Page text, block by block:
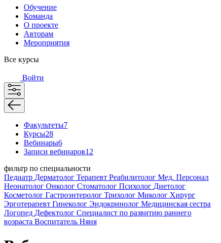
Обучение
Команда
О проекте
Авторам
Мероприятия
Все курсы
Войти
Факультеты7
Курсы28
Вебинары6
Записи вебинаров12
фильтр по специальности
Педиатр Дерматолог Терапевт Реабилитолог Мед. Персонал
Неонатолог Онколог Стоматолог Психолог Диетолог
Косметолог Гастроэнтеролог Трихолог Миколог Хирург
Эрготерапевт Гинеколог Эндокринолог Медицинская сестра
Логопед Дефектолог Специалист по развитию раннего
возраста Воспитатель Няня